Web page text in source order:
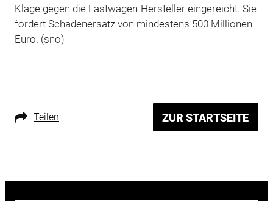
Klage gegen die Lastwagen-Hersteller eingereicht. Sie
fordert Schadenersatz von mindestens 500 Millionen
Euro. (sno)
Teilen ZUR STARTSEITE